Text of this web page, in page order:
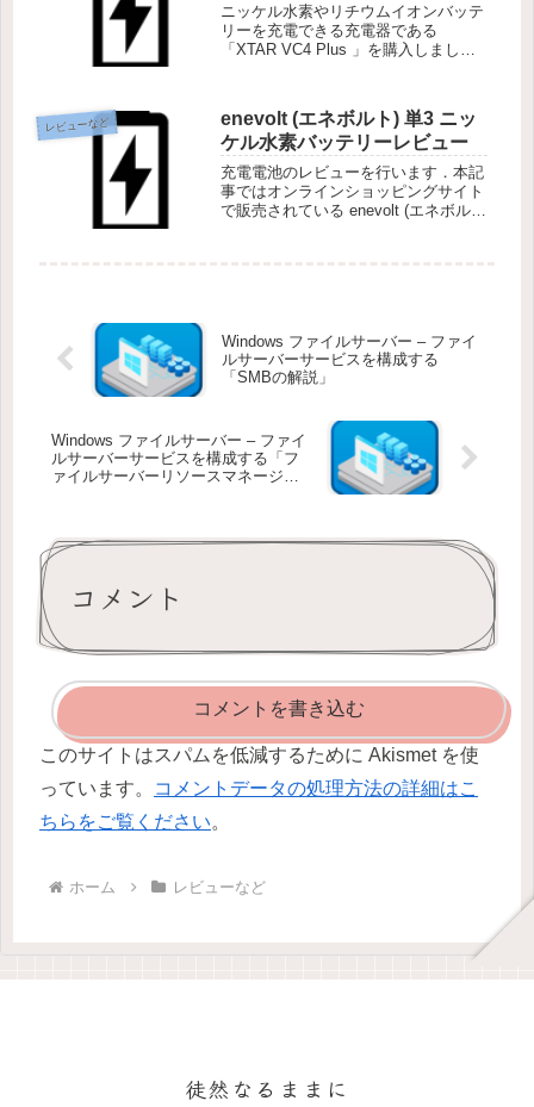
ニッケル水素やリチウムイオンバッテ
リーを充電できる充電器である
「XTAR VC4 Plus 」を購入しまし
電器と違って他の機能があるのです．
レビューなど
enevolt (エネボルト) 単3 ニッ
ケル水素バッテリーレビュー
充電電池のレビューを行います．本記
事ではオンラインショッピングサイト
で販売されている enevolt (エネボル
Windows ファイルサーバー – ファイ
ルサーバーサービスを構成する
「SMBの解説」
Windows ファイルサーバー – ファイ
ルサーバーサービスを構成する「フ
ァイルサーバーリソースマネージャ
コメント
コメントを書き込む
このサイトはスパムを低減するために Akismet を使
っています。
コメントデータの処理方法の詳細はこ
ちらをご覧ください。
ホーム レビューなど
徒然なるままに